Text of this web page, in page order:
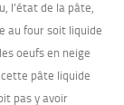
l’état de la pâte,
au four soit liquide
oeufs en neige
pâte liquide
pas y avoir